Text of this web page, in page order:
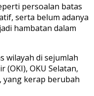
persoalan batas
serta belum adanya
hambatan dalam
wilayah di sejumlah
(OKI), OKU Selatan,
yang kerap berubah